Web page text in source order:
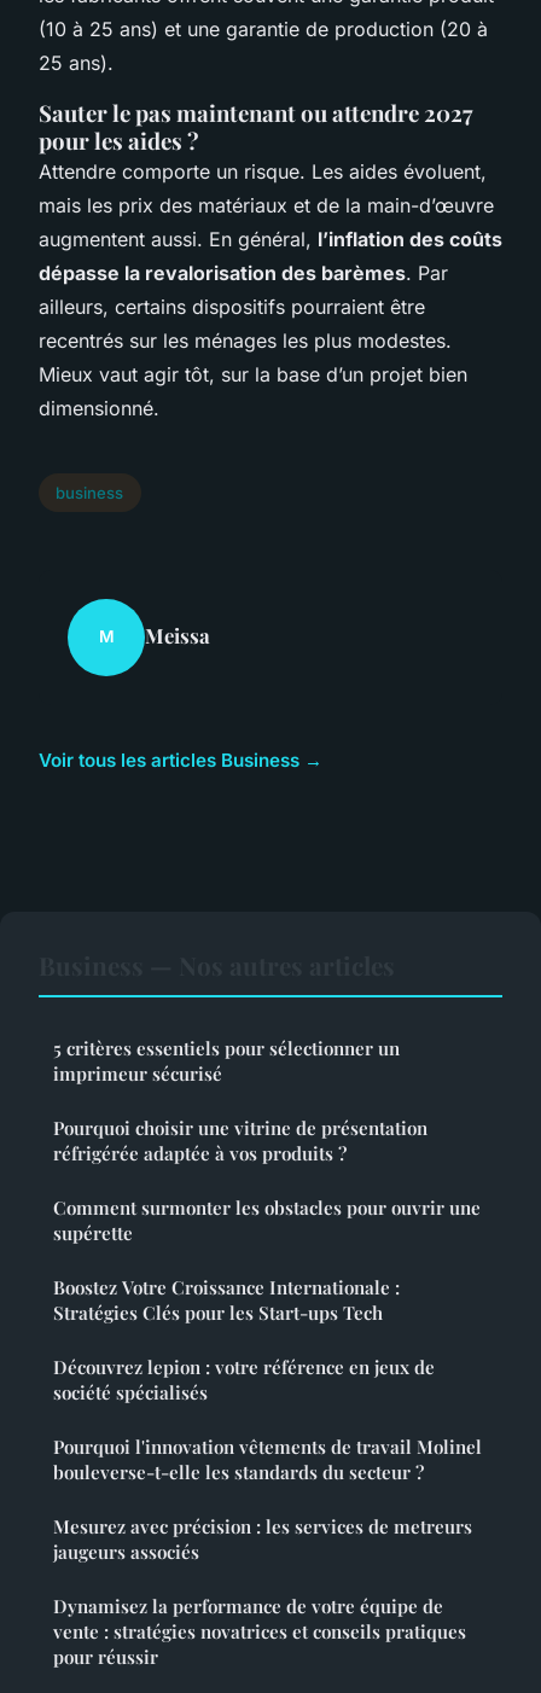
(10 à 25 ans) et une garantie de production (20 à
25 ans).
Sauter le pas maintenant ou attendre 2027
pour les aides ?
Attendre comporte un risque. Les aides évoluent,
mais les prix des matériaux et de la main-d’œuvre
augmentent aussi. En général, l’inflation des coûts
dépasse la revalorisation des barèmes. Par
ailleurs, certains dispositifs pourraient être
recentrés sur les ménages les plus modestes.
Mieux vaut agir tôt, sur la base d’un projet bien
dimensionné.
business
M Meissa
Voir tous les articles Business →
5 critères essentiels pour sélectionner un
imprimeur sécurisé
Pourquoi choisir une vitrine de présentation
réfrigérée adaptée à vos produits ?
Comment surmonter les obstacles pour ouvrir une
supérette
Boostez Votre Croissance Internationale :
Stratégies Clés pour les Start-ups Tech
Découvrez lepion : votre référence en jeux de
société spécialisés
Pourquoi l'innovation vêtements de travail Molinel
bouleverse-t-elle les standards du secteur ?
Mesurez avec précision : les services de metreurs
jaugeurs associés
Dynamisez la performance de votre équipe de
vente : stratégies novatrices et conseils pratiques
pour réussir